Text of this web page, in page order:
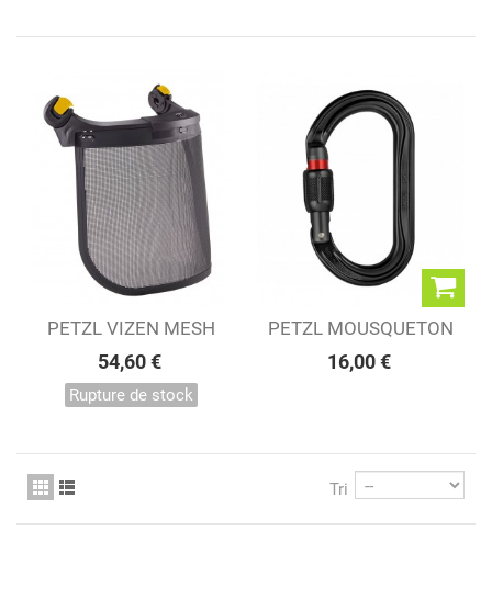
PETZL VIZEN MESH
54,60 €
Rupture de stock
PETZL MOUSQUETON
OK SCREW LOCK NOIR
16,00 €
Tri